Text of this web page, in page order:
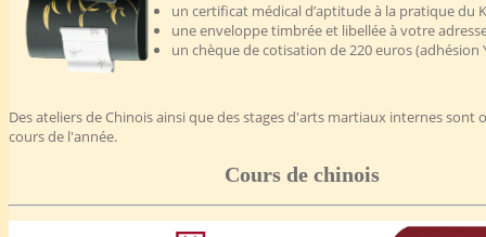
un certificat médical d’aptitude à la pratique du
une enveloppe timbrée et libellée à votre
un chèque de cotisation de 220 euros (adhésion
Des ateliers de Chinois ainsi que des stages d'arts martiaux internes sont
cours de l'année.
Cours de chinois